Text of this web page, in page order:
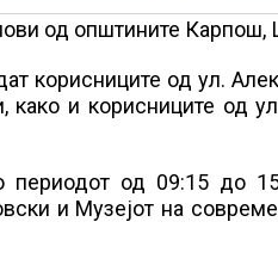
од општините
корисниците од ул.
како и корисниците од
од 09:15 до
и Музејот на